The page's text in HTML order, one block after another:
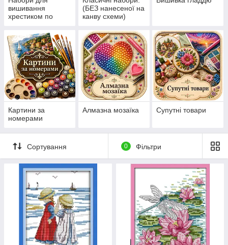
вишивання
хрестиком по
канву схемі
(БЕЗ нанесеної на
канву схеми)
Картини за
номерами
Алмазна мозаїка Супутні товари
Сортування 0 Фільтри